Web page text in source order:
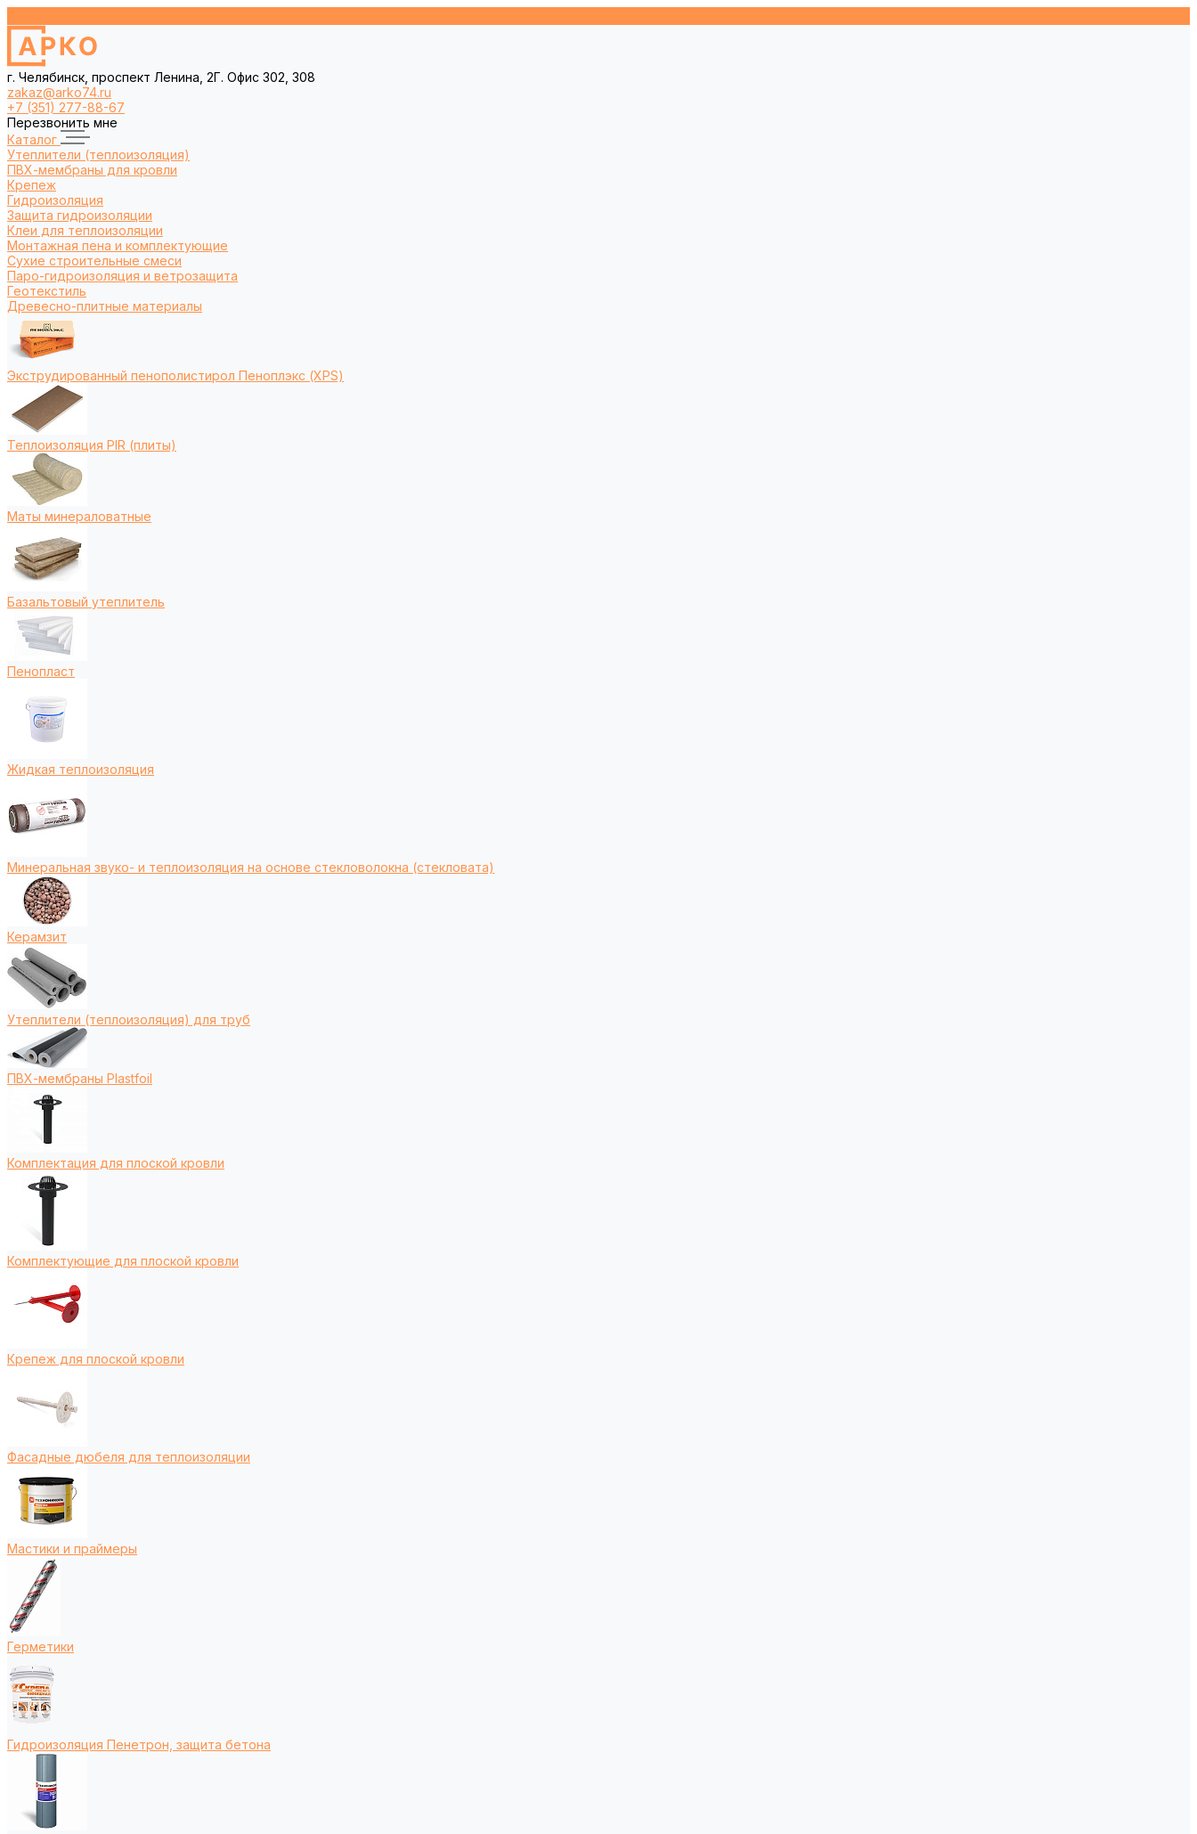
г. Челябинск, проспект Ленина, 2Г. Офис 302, 308
zakaz@arko74.ru
+7 (351) 277-88-67
Перезвонить мне
Каталог
Утеплители (теплоизоляция)
ПВХ-мембраны для кровли
Крепеж
Гидроизоляция
Защита гидроизоляции
Клеи для теплоизоляции
Монтажная пена и комплектующие
Сухие строительные смеси
Паро-гидроизоляция и ветрозащита
Геотекстиль
Древесно-плитные материалы
Экструдированный пенополистирол Пеноплэкс (XPS)
Теплоизоляция PIR (плиты)
Маты минераловатные
Базальтовый утеплитель
Пенопласт
Жидкая теплоизоляция
Минеральная звуко- и теплоизоляция на основе стекловолокна (стекловата)
Керамзит
Утеплители (теплоизоляция) для труб
ПВХ-мембраны Plastfoil
Комплектация для плоской кровли
Комплектующие для плоской кровли
Крепеж для плоской кровли
Фасадные дюбеля для теплоизоляции
Мастики и праймеры
Герметики
Гидроизоляция Пенетрон, защита бетона